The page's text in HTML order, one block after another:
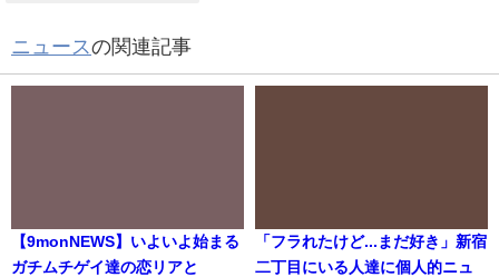
ニュースの関連記事
【9monNEWS】いよいよ始まる
ガチムチゲイ達の恋リアと
「フラれたけど...まだ好き」新宿
二丁目にいる人達に個人的ニュ